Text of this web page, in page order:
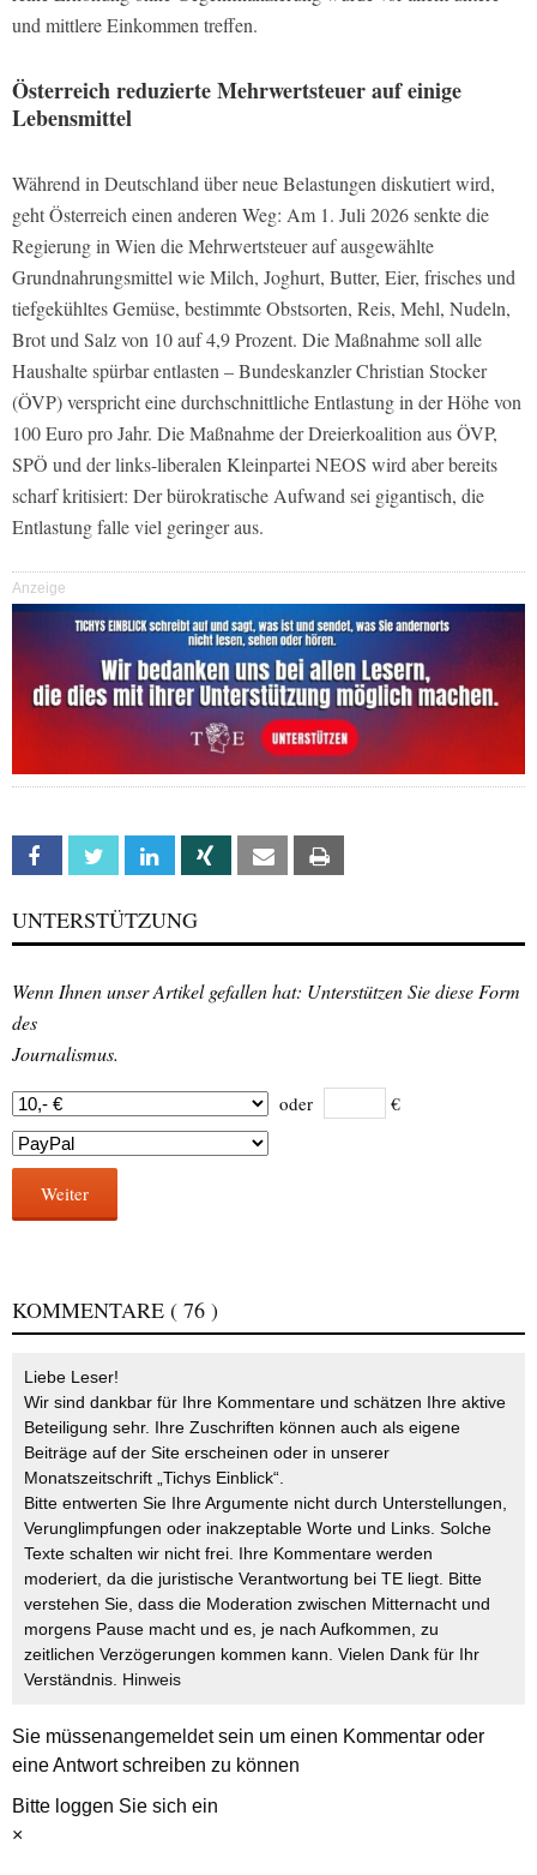
und mittlere Einkommen treffen.
Österreich reduzierte Mehrwertsteuer auf einige
Lebensmittel
Während in Deutschland über neue Belastungen diskutiert wird,
geht Österreich einen anderen Weg: Am 1. Juli 2026 senkte die
Regierung in Wien die Mehrwertsteuer auf ausgewählte
Grundnahrungsmittel wie Milch, Joghurt, Butter, Eier, frisches und
tiefgekühltes Gemüse, bestimmte Obstsorten, Reis, Mehl, Nudeln,
Brot und Salz von 10 auf 4,9 Prozent. Die Maßnahme soll alle
Haushalte spürbar entlasten – Bundeskanzler Christian Stocker
(ÖVP) verspricht eine durchschnittliche Entlastung in der Höhe von
100 Euro pro Jahr. Die Maßnahme der Dreierkoalition aus ÖVP,
SPÖ und der links-liberalen Kleinpartei NEOS wird aber bereits
scharf kritisiert: Der bürokratische Aufwand sei gigantisch, die
Entlastung falle viel geringer aus.
Anzeige
Facebook Twitter Linkedin Xing Email
UNTERSTÜTZUNG
Wenn Ihnen unser Artikel gefallen hat: Unterstützen Sie diese Form
des
Journalismus.
oder €
Weiter
KOMMENTARE ( 76 )
Liebe Leser!
Wir sind dankbar für Ihre Kommentare und schätzen Ihre aktive
Beteiligung sehr. Ihre Zuschriften können auch als eigene
Beiträge auf der Site erscheinen oder in unserer
Monatszeitschrift „Tichys Einblick“.
Bitte entwerten Sie Ihre Argumente nicht durch Unterstellungen,
Verunglimpfungen oder inakzeptable Worte und Links. Solche
Texte schalten wir nicht frei. Ihre Kommentare werden
moderiert, da die juristische Verantwortung bei TE liegt. Bitte
verstehen Sie, dass die Moderation zwischen Mitternacht und
morgens Pause macht und es, je nach Aufkommen, zu
zeitlichen Verzögerungen kommen kann. Vielen Dank für Ihr
Verständnis. Hinweis
Sie müssenangemeldetsein um einen Kommentar oder
eine Antwort schreiben zu können
Bitte loggen Sie sich ein
×